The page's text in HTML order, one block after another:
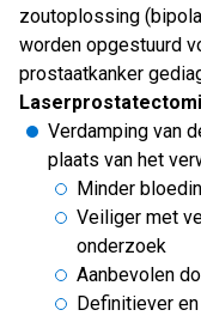
zoutoplossing
worden opgestuurd
prostaatkanker
Verdamping van
plaats van het
Minder
Veiliger met
onderzoek
Aanbevolen
Definitiever